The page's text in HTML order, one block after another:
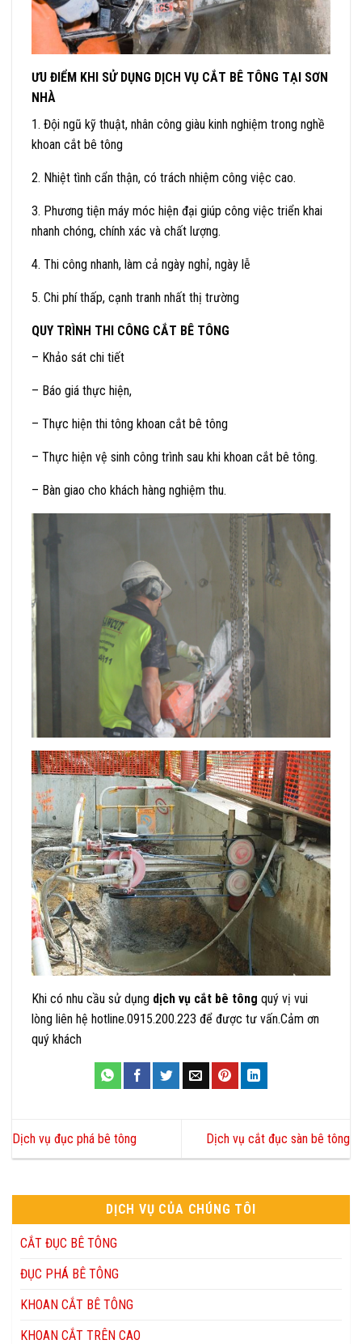
ƯU ĐIỂM KHI SỬ DỤNG DỊCH VỤ CẮT BÊ TÔNG TẠI SƠN
NHÀ
1. Đội ngũ kỹ thuật, nhân công giàu kinh nghiệm trong nghề
khoan cắt bê tông
2. Nhiệt tình cẩn thận, có trách nhiệm công việc cao.
3. Phương tiện máy móc hiện đại giúp công việc triển khai
nhanh chóng, chính xác và chất lượng.
4. Thi công nhanh, làm cả ngày nghỉ, ngày lễ
5. Chi phí thấp, cạnh tranh nhất thị trường
QUY TRÌNH THI CÔNG CẮT BÊ TÔNG
– Khảo sát chi tiết
– Báo giá thực hiện,
– Thực hiện thi tông khoan cắt bê tông
– Thực hiện vệ sinh công trình sau khi khoan cắt bê tông.
– Bàn giao cho khách hàng nghiệm thu.
Khi có nhu cầu sử dụng dịch vụ cắt bê tông quý vị vui
lòng liên hệ hotline.0915.200.223 để được tư vấn.Cảm ơn
quý khách
Dịch vụ đục phá bê tông Dịch vụ cắt đục sàn bê tông
DỊCH VỤ CỦA CHÚNG TÔI
CẮT ĐỤC BÊ TÔNG
ĐỤC PHÁ BÊ TÔNG
KHOAN CẮT BÊ TÔNG
KHOAN CẮT TRÊN CAO